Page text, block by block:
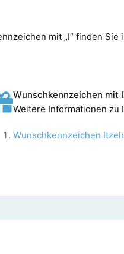
mit „I“ finden Sie
Wunschkennzeichen mit
Weitere Informationen zu
Wunschkennzeichen